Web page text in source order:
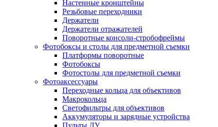
Настенные кронштейны
Резьбовые переходники
Держатели
Держатели отражателей
Поворотные консоли-стробофреймы
Фотобоксы и столы для предметной съемки
Платформы поворотные
Фотобоксы
Фотостолы для предметной съемки
Фотоаксессуары
Переходные кольца для объективов
Макрокольца
Светофильтры для объективов
Аккумуляторы и зарядные устройства
Пульты ДУ